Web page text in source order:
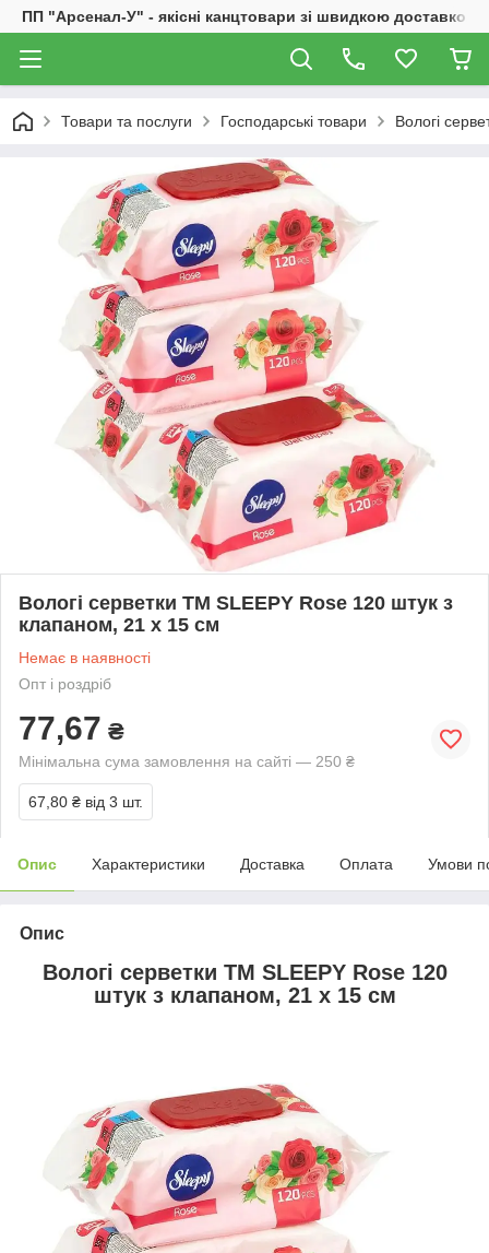
ПП "Арсенал-У" - якісні канцтовари зі швидкою доставкою
Товари та послуги Господарські товари Вологі
Вологі серветки ТМ SLEEPY Rose 120 штук з
клапаном, 21 х 15 см
Немає в наявності
Опт і роздріб
77,67 ₴
Мінімальна сума замовлення на сайті — 250 ₴
67,80 ₴ від 3 шт.
Опис Характеристики Доставка Оплата Умови
Опис
Вологі серветки ТМ SLEEPY Rose 120
штук з клапаном, 21 х 15 см